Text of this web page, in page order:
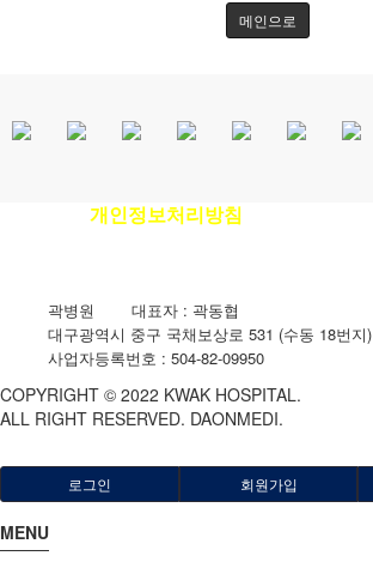
메인으로
개인정보처리방침
곽병원 대표자 : 곽동협
대구광역시 중구 국채보상로 531 (수동 18번지)
사업자등록번호 : 504-82-09950
COPYRIGHT © 2022 KWAK HOSPITAL.
ALL RIGHT RESERVED. DAONMEDI.
로그인 회원가입
MENU